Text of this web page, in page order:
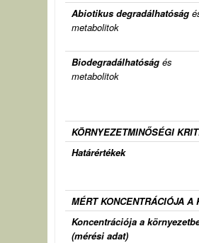
Abiotikus degradálhatóság
metabolitok
Biodegradálhatóságés
metabolitok
KÖRNYEZETMINŐSÉGI
Határértékek
MÉRT KONCENTRÁCIÓJA A
Koncentrációja a
(mérési adat)